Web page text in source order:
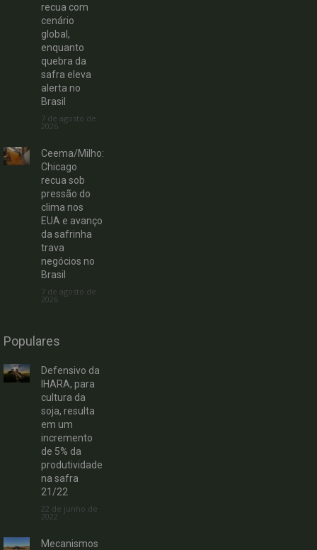
recua com
cenário
global,
enquanto
quebra da
safra eleva
alerta no
Brasil
7 de agosto de
2026
Ceema/Milho:
Chicago
recua sob
pressão do
clima nos
EUA e avanço
da safrinha
trava
negócios no
Brasil
7 de agosto de
2026
Populares
Defensivo da
IHARA, para
cultura da
soja, resulta
em um
incremento
de 5% da
produtividade
na safra
21/22
22 de junho de
2022
Mecanismos